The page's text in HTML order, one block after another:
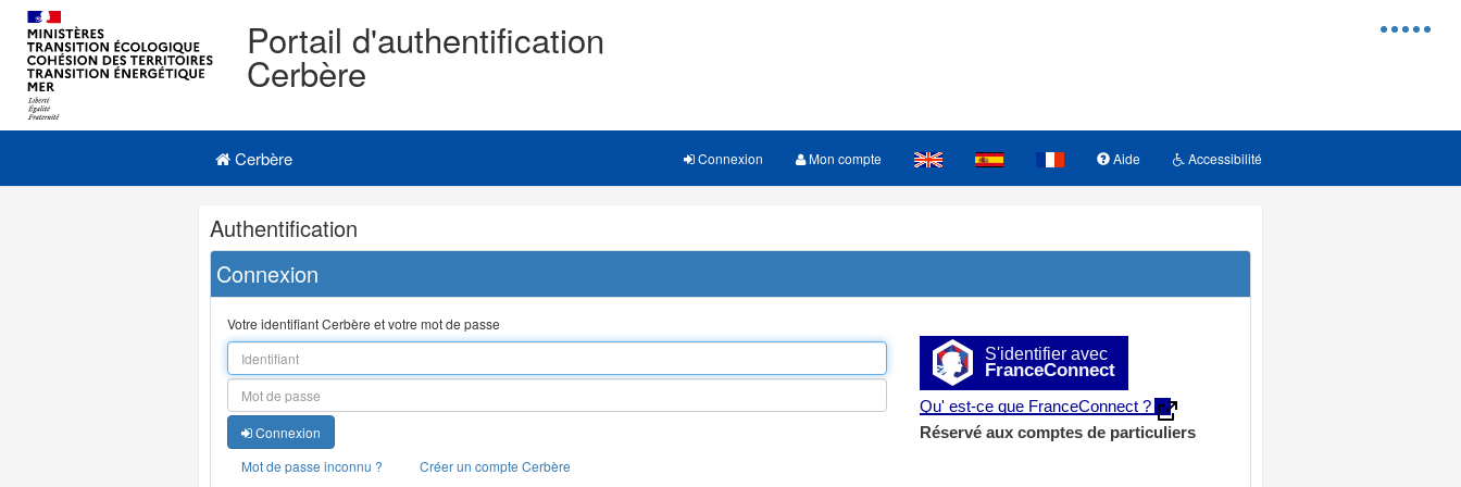
Menu
Portail d'authentification
Cerbère
Navigation
Menu principal
Cerbère Connexion Mon compte Aide Accessibilité
Navigation
et
outils
annexes
Authentification
Connexion
S'identifier avec
FranceConnect
Qu' est-ce que FranceConnect ?
Réservé aux comptes de particuliers
Votre identifiant Cerbère et votre mot de passe
Connexion
Mot de passe inconnu ?
Créer un compte Cerbère